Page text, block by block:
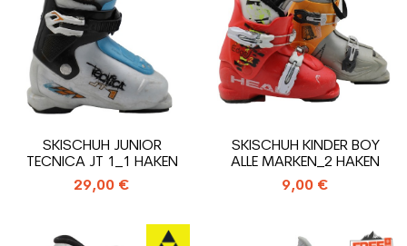
SKISCHUH JUNIOR
TECNICA JT 1_1 HAKEN
29,00 €
SKISCHUH KINDER BOY
ALLE MARKEN_2 HAKEN
9,00 €